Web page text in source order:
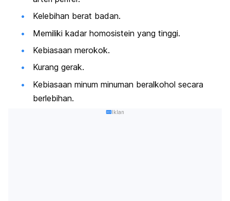
Kelebihan berat badan.
Memiliki kadar homosistein yang tinggi.
Kebiasaan merokok.
Kurang gerak.
Kebiasaan minum minuman beralkohol secara
berlebihan.
Iklan